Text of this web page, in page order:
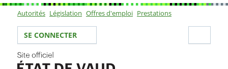
Sous-navigation
Autorités Législation Offres d'emploi Prestations
Votre identité
SE CONNECTER